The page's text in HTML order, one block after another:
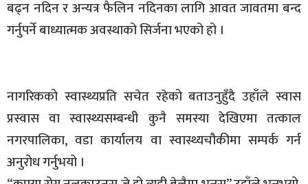
बढ्न नदिन र अन्यत्र फैलिन नदिनका लागि आवत जावतमा बन्द
गर्नुपर्ने बाध्यात्मक अवस्थाको सिर्जना भएको हो ।
नागरिकको स्वास्थ्यप्रति सचेत रहेको बताउनुहुँदै उहाँले स्वास
प्रस्वास वा स्वास्थ्यसम्बन्धी कुनै समस्या देखिएमा तत्काल
नगरपालिका, वडा कार्यालय वा स्वास्थ्यचौकीमा सम्पर्क गर्न
अनुरोध गर्नुभयो ।